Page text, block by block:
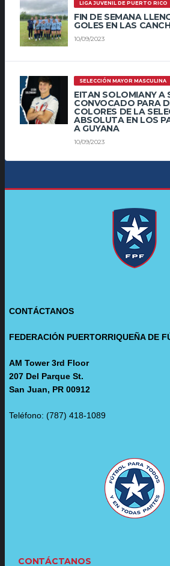
LIGA JUVENIL DE PUERTO RICO
FIN DE SEMANA
GOLES EN LAS
10/09/2023
SELECCIÓN MAYOR MASCULINA
EITAN SOLOMIANY A
CONVOCADO PARA
COLORES DE LA
ABSOLUTA EN LOS
A GUYANA
10/09/2023
CONTÁCTANOS
FEDERACIÓN PUERTORRIQUEÑA DE
AM Tower 3rd Floor
207 Del Parque St.
San Juan, PR 00912
Teléfono: (787) 418-1089
CONTÁCTANOS